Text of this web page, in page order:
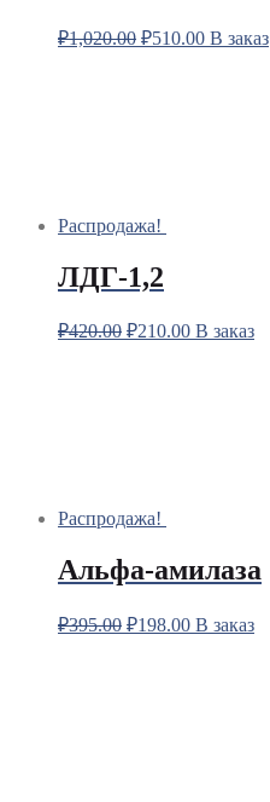
₽1,020.00 ₽510.00 В заказ
Распродажа!
ЛДГ-1,2
₽420.00 ₽210.00 В заказ
Распродажа!
Альфа-амилаза
₽395.00 ₽198.00 В заказ